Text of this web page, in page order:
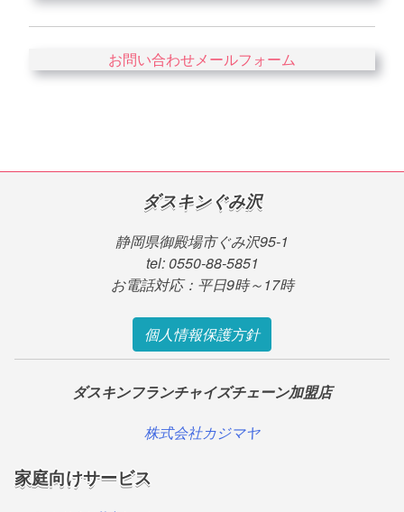
お問い合わせメールフォーム
ダスキンぐみ沢
静岡県御殿場市ぐみ沢95-1
tel: 0550-88-5851
お電話対応：平日9時～17時
個人情報保護方針
ダスキンフランチャイズチェーン加盟店
株式会社カジマヤ
家庭向けサービス